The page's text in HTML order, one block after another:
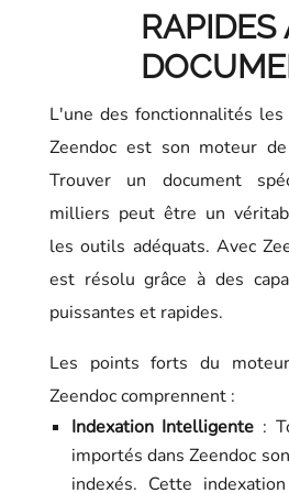
RAPIDES
L'une des fonctionnalités
Zeendoc est son moteur de
Trouver un document
milliers peut être un
les outils adéquats. Avec
est résolu grâce à des
puissantes et rapides.
Les points forts du
Zeendoc comprennent :
Indexation Intelligente :
importés dans Zeendoc
indexés. Cette